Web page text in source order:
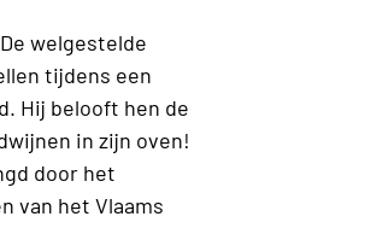
welgestelde
tijdens een
Hij belooft hen de
in zijn oven!
door het
van het Vlaams